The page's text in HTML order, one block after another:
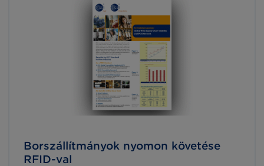
Borszállítmányok nyomon követése
RFID-val